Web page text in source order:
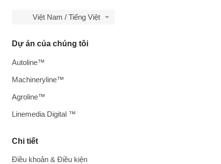
Việt Nam / Tiếng Việt
Chi tiết
Điều khoản & Điều kiện
Dự án của chúng tôi
Autoline™
Machineryline™
Agroline™
Linemedia Digital ™